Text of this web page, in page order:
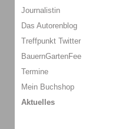
Journalistin
Das Autorenblog
Treffpunkt Twitter
BauernGartenFee
Termine
Mein Buchshop
Aktuelles